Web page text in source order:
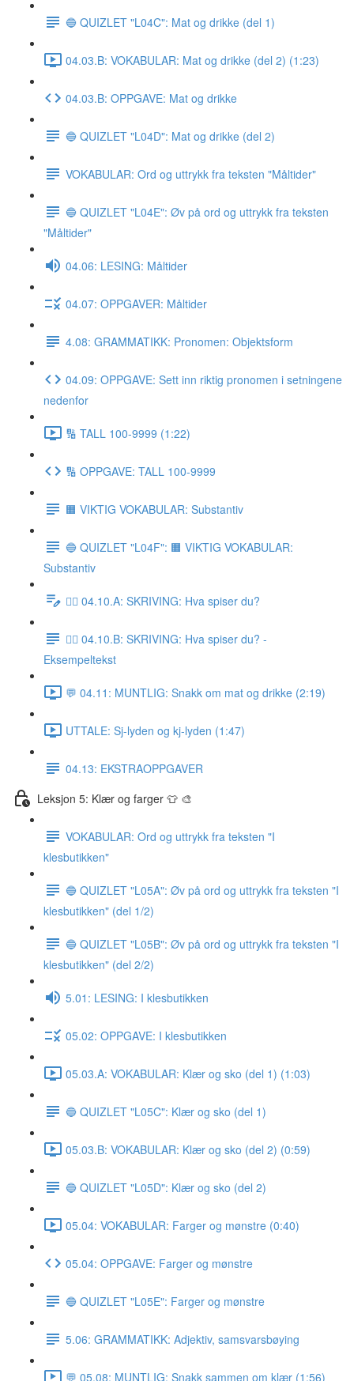
🔵 QUIZLET "L04C": Mat og drikke (del 1)
04.03.B: VOKABULAR: Mat og drikke (del 2) (1:23)
04.03.B: OPPGAVE: Mat og drikke
🔵 QUIZLET "L04D": Mat og drikke (del 2)
VOKABULAR: Ord og uttrykk fra teksten "Måltider"
🔵 QUIZLET "L04E": Øv på ord og uttrykk fra teksten
"Måltider"
04.06: LESING: Måltider
04.07: OPPGAVER: Måltider
4.08: GRAMMATIKK: Pronomen: Objektsform
04.09: OPPGAVE: Sett inn riktig pronomen i setningene
nedenfor
🔢 TALL 100-9999 (1:22)
🔢 OPPGAVE: TALL 100-9999
🟧 VIKTIG VOKABULAR: Substantiv
🔵 QUIZLET "L04F": 🟧 VIKTIG VOKABULAR:
Substantiv
✍🏼 04.10.A: SKRIVING: Hva spiser du?
✍🏼 04.10.B: SKRIVING: Hva spiser du? -
Eksempeltekst
💬 04.11: MUNTLIG: Snakk om mat og drikke (2:19)
UTTALE: Sj-lyden og kj-lyden (1:47)
04.13: EKSTRAOPPGAVER
Leksjon 5: Klær og farger 👕 🎨
VOKABULAR: Ord og uttrykk fra teksten "I
klesbutikken"
🔵 QUIZLET "L05A": Øv på ord og uttrykk fra teksten "I
klesbutikken" (del 1/2)
🔵 QUIZLET "L05B": Øv på ord og uttrykk fra teksten "I
klesbutikken" (del 2/2)
5.01: LESING: I klesbutikken
05.02: OPPGAVE: I klesbutikken
05.03.A: VOKABULAR: Klær og sko (del 1) (1:03)
🔵 QUIZLET "L05C": Klær og sko (del 1)
05.03.B: VOKABULAR: Klær og sko (del 2) (0:59)
🔵 QUIZLET "L05D": Klær og sko (del 2)
05.04: VOKABULAR: Farger og mønstre (0:40)
05.04: OPPGAVE: Farger og mønstre
🔵 QUIZLET "L05E": Farger og mønstre
5.06: GRAMMATIKK: Adjektiv, samsvarsbøying
💬 05.08: MUNTLIG: Snakk sammen om klær (1:56)